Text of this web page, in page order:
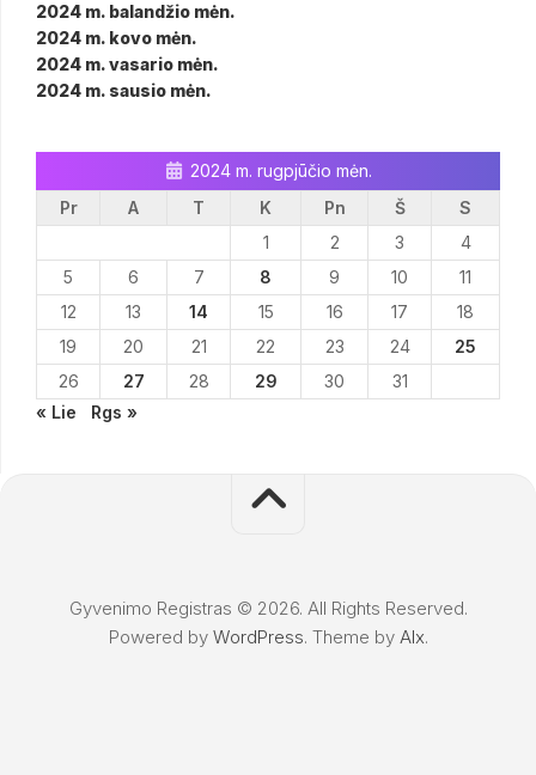
2024 m. balandžio mėn.
2024 m. kovo mėn.
2024 m. vasario mėn.
2024 m. sausio mėn.
2024 m. rugpjūčio mėn.
Pr
A T K Pn Š
S
1
2 3
4
5
6 7 8 9 10
11
12
13 14 15 16 17
18
19
20 21 22 23 24
25
26
27 28 29 30
31
« Lie
Rgs »
Gyvenimo Registras © 2026. All Rights Reserved.
Powered by WordPress. Theme by Alx.